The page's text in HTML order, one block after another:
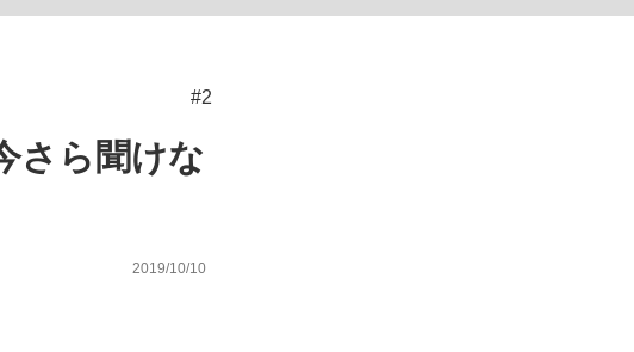
#2
さら聞けな
2019/10/10